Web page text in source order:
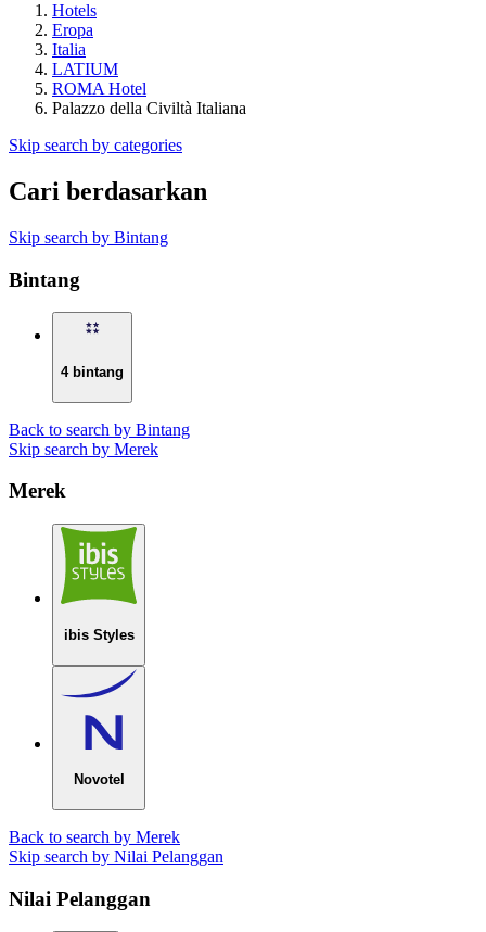
Hotels
Eropa
Italia
LATIUM
ROMA Hotel
Palazzo della Civiltà Italiana
Skip search by categories
Cari berdasarkan
Skip search by Bintang
Bintang
4 bintang
Back to search by Bintang
Skip search by Merek
Merek
ibis Styles
Novotel
Back to search by Merek
Skip search by Nilai Pelanggan
Nilai Pelanggan